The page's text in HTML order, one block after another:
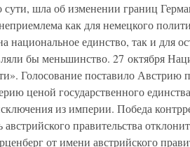
шла об изменении границ
как для немецкого
национальное единство, так и для
бы меньшинство. 27 октября
Голосование поставило Австрию
ценой государственного
из империи. Победа
правительства
от имени австрийского